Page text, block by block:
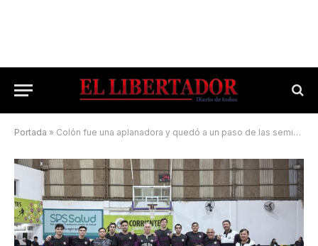
Portada » Colón fue una aplanadora y quedó a un paso de las semifinales